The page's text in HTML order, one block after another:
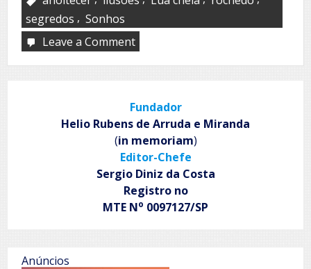
segredos , Sonhos
Leave a Commenton
cheia
Fundador
Helio Rubens de Arruda e Miranda
(in memoriam)
Editor-Chefe
Sergio Diniz da Costa
Registro no
MTE No 0097127/SP
Anúncios